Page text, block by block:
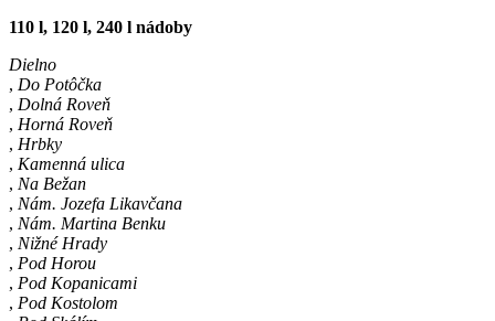
110 l, 120 l, 240 l nádoby
Dielno
, Do Potôčka
, Dolná Roveň
, Horná Roveň
, Hrbky
, Kamenná ulica
, Na Bežan
, Nám. Jozefa Likavčana
, Nám. Martina Benku
, Nižné Hrady
, Pod Horou
, Pod Kopanicami
, Pod Kostolom